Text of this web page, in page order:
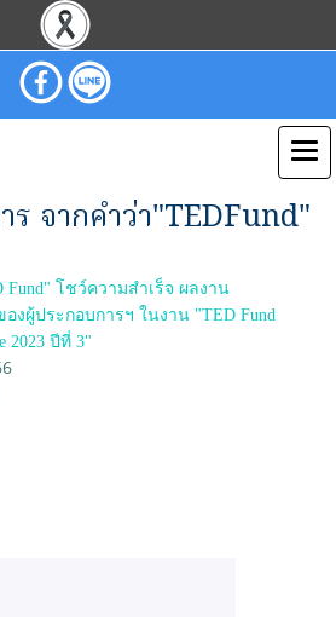
จากคำว่า"TEDFund"
Fund" โชว์ความสำเร็จ ผลงาน
งผู้ประกอบการฯ ในงาน "TED Fund
2023 ปีที่ 3"